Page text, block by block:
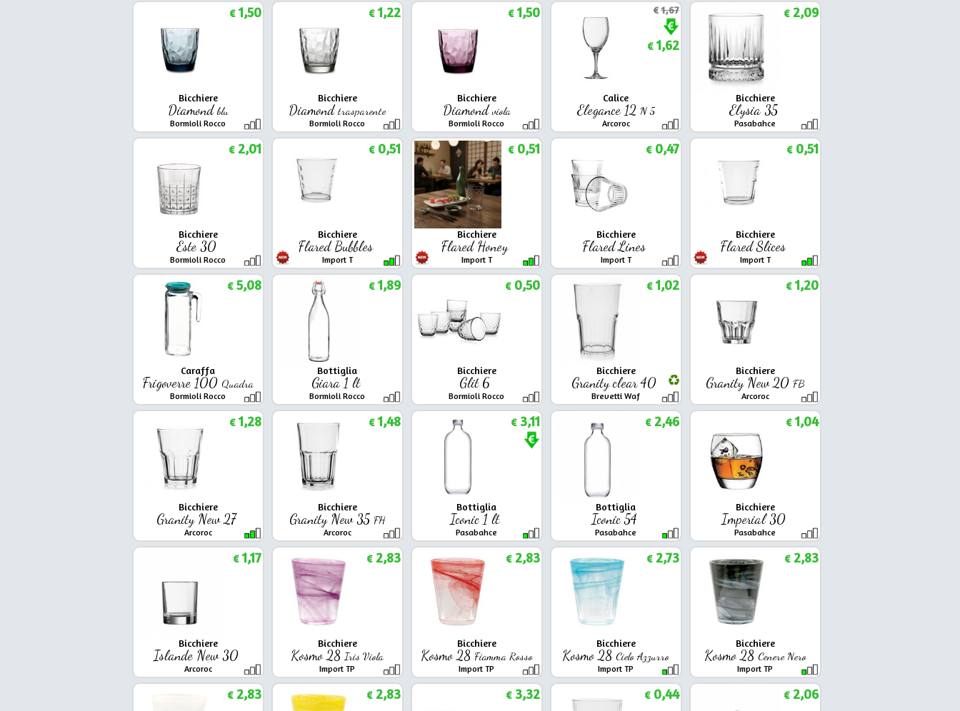
Bicchiere
Diamondblu
Bormioli Rocco
€1,50
Bicchiere
Diamondtrasparente
Bormioli Rocco
€1,22
Bicchiere
Diamondviola
Bormioli Rocco
€1,50
Calice
Elegance 12 N 5
Arcoroc
€1,67
€1,62
Bicchiere
Elysia 35
Pasabahce
€2,09
Bicchiere
Este 30
Bormioli Rocco
€2,01
Bicchiere
Flared Bubbles
Import T
€0,51
Bicchiere
Flared Honey
Import T
€0,51
Bicchiere
Flared Lines
Import T
€0,47
Bicchiere
Flared Slices
Import T
€0,51
Caraffa
Frigoverre 100 Quadra
Bormioli Rocco
€5,08
Bottiglia
Giara 1 lt
Bormioli Rocco
€1,89
Bicchiere
Glit 6
Bormioli Rocco
€0,50
Bicchiere
Granity clear 40
Brevetti Waf
€1,02
Bicchiere
Granity New 20 FB
Arcoroc
€1,20
Bicchiere
Granity New 27
Arcoroc
€1,28
Bicchiere
Granity New 35 FH
Arcoroc
€1,48
Bottiglia
Iconic 1 lt
Pasabahce
€3,11
Bottiglia
Iconic 54
Pasabahce
€2,46
Bicchiere
Imperial 30
Pasabahce
€1,04
Bicchiere
Islande New 30
Arcoroc
€1,17
Bicchiere
Kosmo 28 Iris Viola
Import TP
€2,83
Bicchiere
Kosmo 28 Fiamma Rosso
Import TP
€2,83
Bicchiere
Kosmo 28 Cielo Azzurro
Import TP
€2,73
Bicchiere
Kosmo 28 Cenere Nero
Import TP
€2,83
€2,83 €2,83 €3,32 €0,44 €2,06